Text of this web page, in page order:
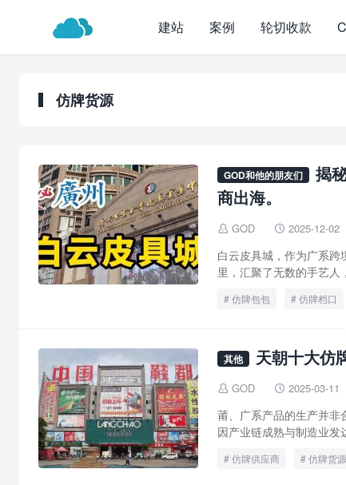
建站 案例 轮切收款
仿牌货源
GOD和他的朋友们
揭
商出海。
 GOD  2025-12-02
白云皮具城，作为广系
里，汇聚了无数的手艺
仿牌包包 仿牌档口
其他 天朝十大仿
 GOD  2025-03-11
莆、广系产品的生产并非
因产业链成熟与制造业
仿牌供应商 仿牌货源